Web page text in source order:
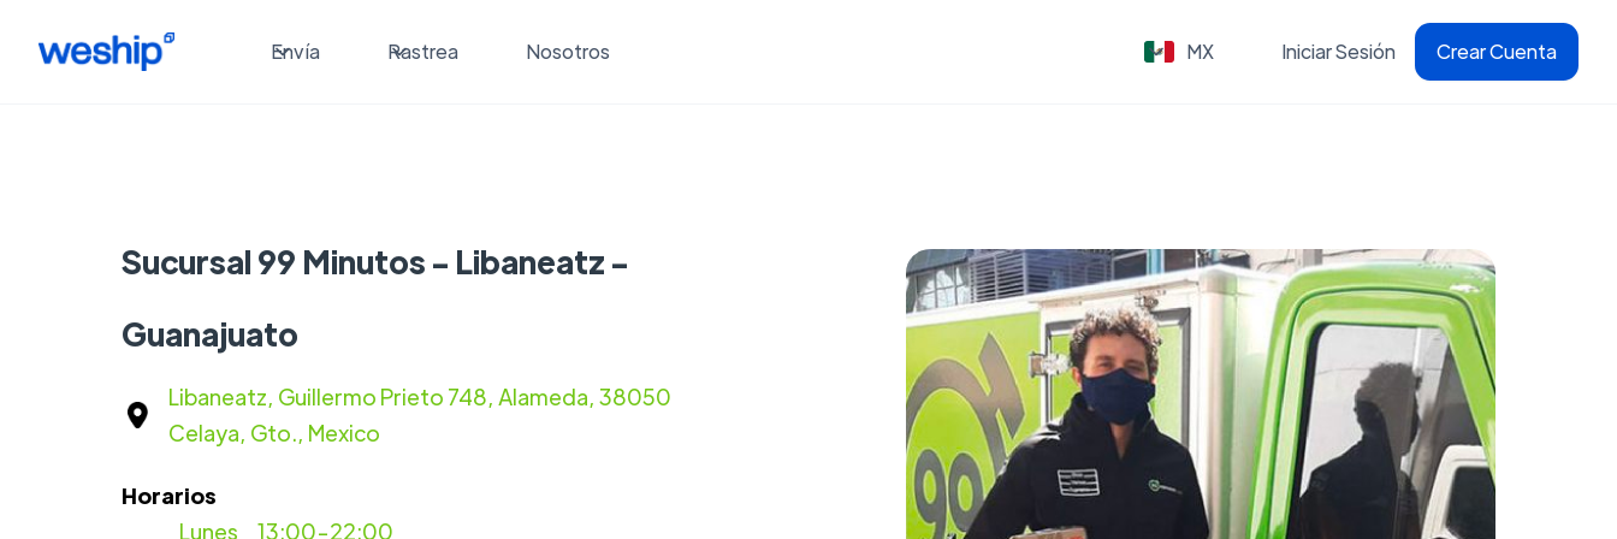
Envía Rastrea Nosotros MX Iniciar Sesión Crear Cuenta
Sucursal 99 Minutos - Libaneatz -
Guanajuato
Libaneatz, Guillermo Prieto 748, Alameda, 38050
Celaya, Gto., Mexico
Horarios
13:00-22:00
Lunes